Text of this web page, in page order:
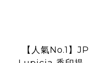
【人氣No.1】JP